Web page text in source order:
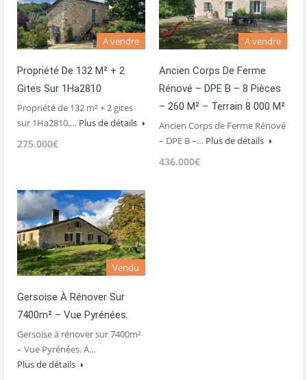
A vendre
Propriété De 132 M² + 2
Gites Sur 1Ha2810
Propriété de 132 m² + 2 gites
sur 1Ha2810.… Plus de détails
275.000€
A vendre
Ancien Corps De Ferme
Rénové – DPE B – 8 Pièces
– 260 M² – Terrain 8 000 M²
Ancien Corps de Ferme Rénové
– DPE B –… Plus de détails
436.000€
Vendu
Gersoise À Rénover Sur
7400m² – Vue Pyrénées.
Gersoise à rénover sur 7400m²
– Vue Pyrénées. A…
Plus de détails